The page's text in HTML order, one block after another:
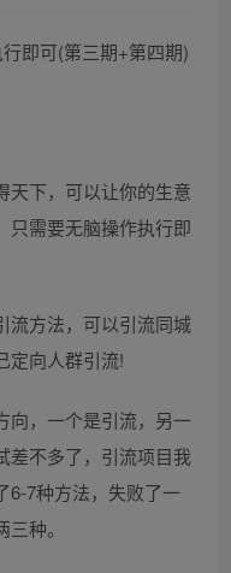
即可(第三期+第四期)
天下，可以让你的生意
只需要无脑操作执行即
流方法，可以引流同城
定向人群引流!
向，一个是引流，另一
差不多了，引流项目我
6-7种方法，失败了一
种。